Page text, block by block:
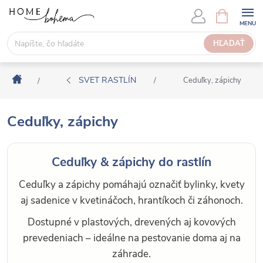
s
HĽADAŤ
Á
K
U
P
N
Í
Domov
/ SVET RASTLÍN / Ceduľky, zápichy
Ceduľky, zápichy
Ceduľky & zápichy do rastlín
Ceduľky a zápichy pomáhajú označiť bylinky, kvety
aj sadenice v kvetináčoch, hrantíkoch či záhonoch.
Dostupné v plastových, drevených aj kovových
prevedeniach – ideálne na pestovanie doma aj na
záhrade.